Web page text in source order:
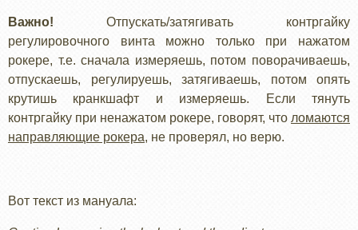
Важно! Отпускать/затягивать контргайку
регулировочного винта можно только при нажатом
рокере, т.е. сначала измеряешь, потом поворачиваешь,
отпускаешь, регулируешь, затягиваешь, потом опять
крутишь кранкшафт и измеряешь. Если тянуть
контргайку при ненажатом рокере, говорят, что ломаются
направляющие рокера, не проверял, но верю.
Вот текст из мануала: